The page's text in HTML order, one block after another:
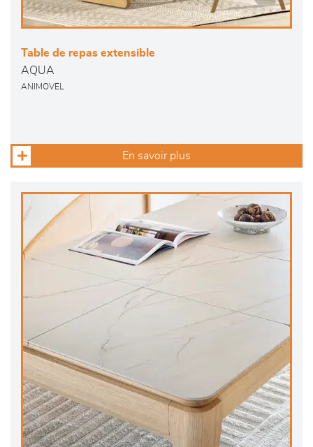
Table de repas extensible
AQUA
ANIMOVEL
En savoir plus